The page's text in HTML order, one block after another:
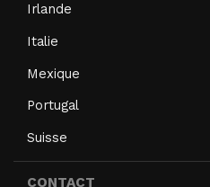
Irlande
Italie
Mexique
Portugal
Suisse
CONTACT